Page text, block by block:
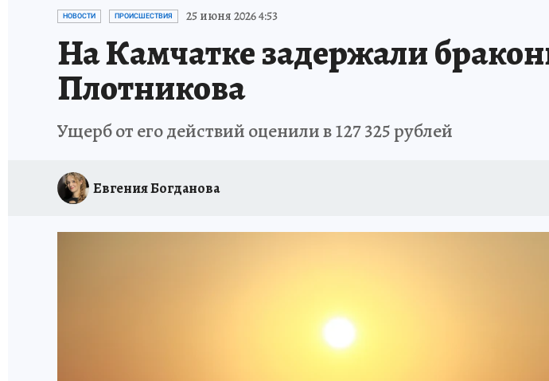
ДЕНЬ ПОБЕДЫ ВО ВЛАДИВОСТОКЕ 2026
АНТИРАК СТРАНИЦЫ ИСТОРИИ ДАЛЬНЕГО ВОСТОКА АФИША МОЙ
НОВОСТИ ПРОИСШЕСТВИЯ 25 июня 2026 4:53
На Камчатке задержали
Плотникова
Ущерб от его действий оценили в 127 325 рублей
Евгения Богданова